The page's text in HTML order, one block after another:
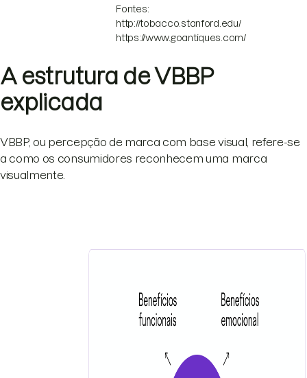
Fontes:
http://tobacco.stanford.edu/
https://www.goantiques.com/
A estrutura de VBBP
explicada
VBBP, ou percepção de marca com base visual, refere-se
a como os consumidores reconhecem uma marca
visualmente.